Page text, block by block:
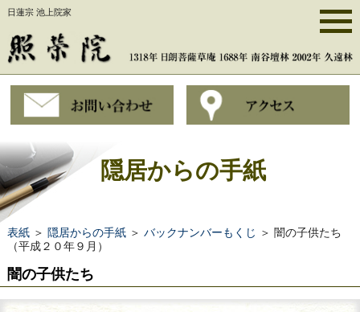
日蓮宗 池上院家
隠居からの手紙
表紙＞ 隠居からの手紙＞ バックナンバーもくじ ＞ 闇の子供たち
（平成２０年９月）
闇の子供たち